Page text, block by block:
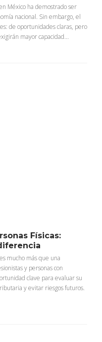
México ha demostrado ser
nacional. Sin embargo, el
de oportunidades claras, pero
mayor capacidad...
Físicas:
mucho más que una
y personas con
clave para evaluar su
y evitar riesgos futuros.